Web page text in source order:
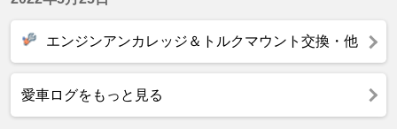
エンジンアンカレッジ＆トルクマウント交換・他
愛車ログをもっと見る